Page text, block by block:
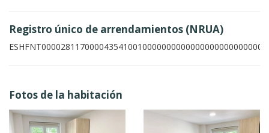
Registro único de arrendamientos (NRUA)
ESHFNT00002811700004354100100000000000000000000000003
Fotos de la habitación